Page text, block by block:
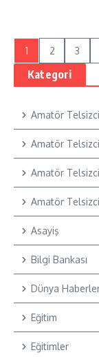
1 2 3
Kategori
Amatör Telsizci
Amatör
Amatör
Amatör
Asayiş
Bilgi Bankası
Dünya
Eğitim
Eğitimler